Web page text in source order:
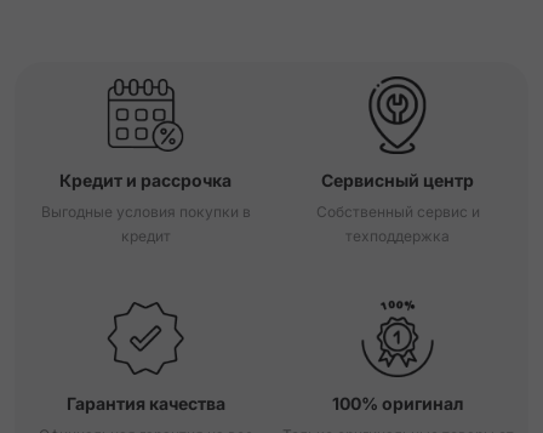
Кредит и рассрочка
Выгодные условия покупки в
кредит
Сервисный центр
Собственный сервис и
техподдержка
Гарантия качества 100% оригинал